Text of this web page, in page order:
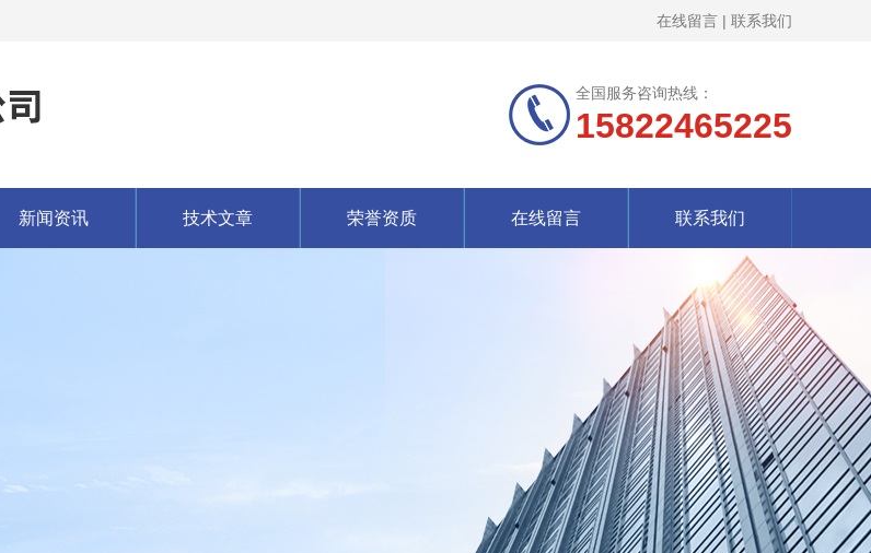
在线留言 | 联系我们
全国服务咨询热线：
15822465225
新闻资讯 技术文章 荣誉资质 在线留言 联系我们